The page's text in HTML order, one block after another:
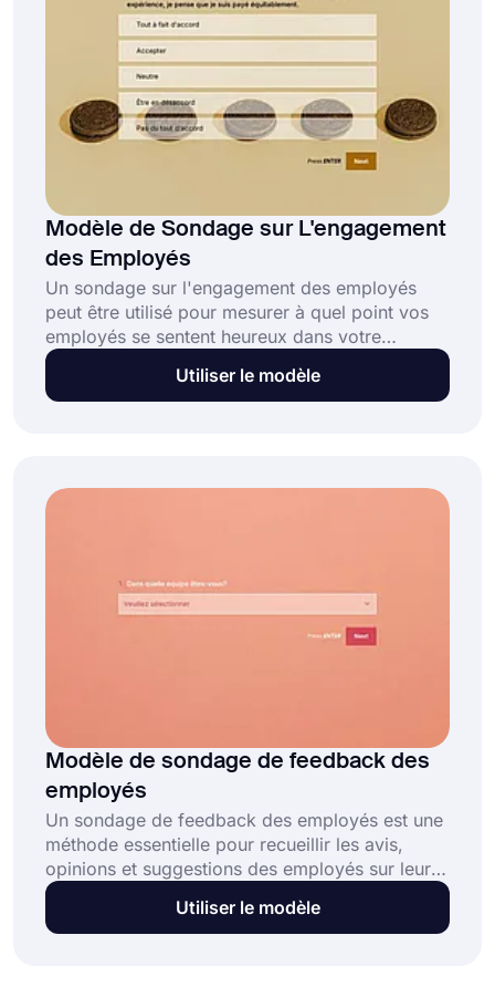
Modèle de Sondage sur L'engagement
des Employés
Un sondage sur l'engagement des employés
peut être utilisé pour mesurer à quel point vos
employés se sentent heureux dans votre
entreprise. En apprenant la valeur qu'ils
accordent à leur travail, vous aurez l'occasion
d'enquête standard et une mise en page pour
votre enquête.
Utiliser le modèle
Modèle de sondage de feedback des
employés
Un sondage de feedback des employés est une
méthode essentielle pour recueillir les avis,
opinions et suggestions des employés sur leur
environnement de travail. Ce modèle de
sondage gratuit aide les employeurs à :
Utiliser le modèle